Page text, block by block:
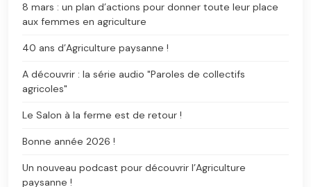
8 mars : un plan d’actions pour donner toute leur place
aux femmes en agriculture
40 ans d’Agriculture paysanne !
A découvrir : la série audio "Paroles de collectifs
agricoles"
Le Salon à la ferme est de retour !
Bonne année 2026 !
Un nouveau podcast pour découvrir l’Agriculture
paysanne !